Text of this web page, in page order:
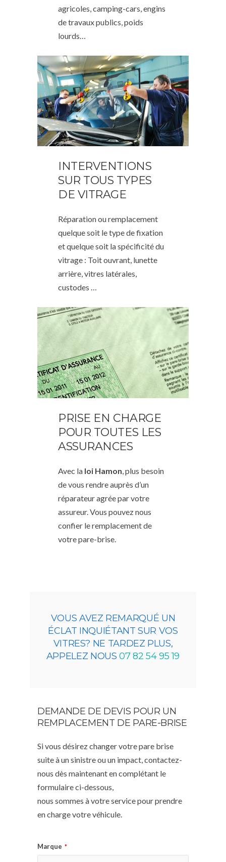
agricoles, camping-cars, engins
de travaux publics, poids
lourds…
INTERVENTIONS
SUR TOUS TYPES
DE VITRAGE
Réparation ou remplacement
quelque soit le type de fixation
et quelque soit la spécificité du
vitrage : Toit ouvrant, lunette
arrière, vitres latérales,
custodes …
PRISE EN CHARGE
POUR TOUTES LES
ASSURANCES
Avec la loi Hamon, plus besoin
de vous rendre auprès d’un
réparateur agrée par votre
assureur. Vous pouvez nous
confier le remplacement de
votre pare-brise.
VOUS AVEZ REMARQUÉ UN
ÉCLAT INQUIÉTANT SUR VOS
VITRES? NE TARDEZ PLUS,
APPELEZ NOUS07 82 54 95 19
DEMANDE DE DEVIS POUR UN
REMPLACEMENT DE PARE-BRISE
Si vous désirez changer votre pare brise
suite à un sinistre ou un impact, contactez-
nous dès maintenant en complétant le
formulaire ci-dessous,
nous sommes à votre service pour prendre
en charge votre véhicule.
Marque *